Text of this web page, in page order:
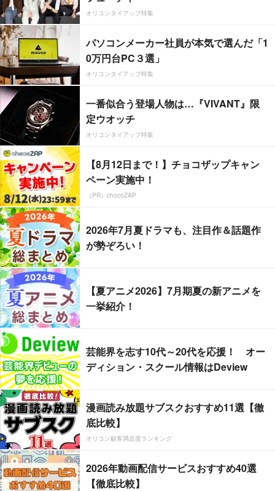
オリコンタイアップ特集
パソコンメーカー社員が本気で選んだ「1
0万円台PC３選」
オリコンタイアップ特集
一番似合う登場人物は…『VIVANT』限
定ウオッチ
オリコンタイアップ特集
【8月12日まで！】チョコザップキャン
ペーン実施中！
（PR）chocoZAP
2026年7月夏ドラマも、注目作＆話題作
が勢ぞろい！
【夏アニメ2026】7月期夏の新アニメを
一挙紹介！
芸能界を志す10代～20代を応援！ オー
ディション・スクール情報はDeview
漫画読み放題サブスクおすすめ11選【徹
底比較】
オリコン顧客満足度ランキング
2026年動画配信サービスおすすめ40選
【徹底比較】